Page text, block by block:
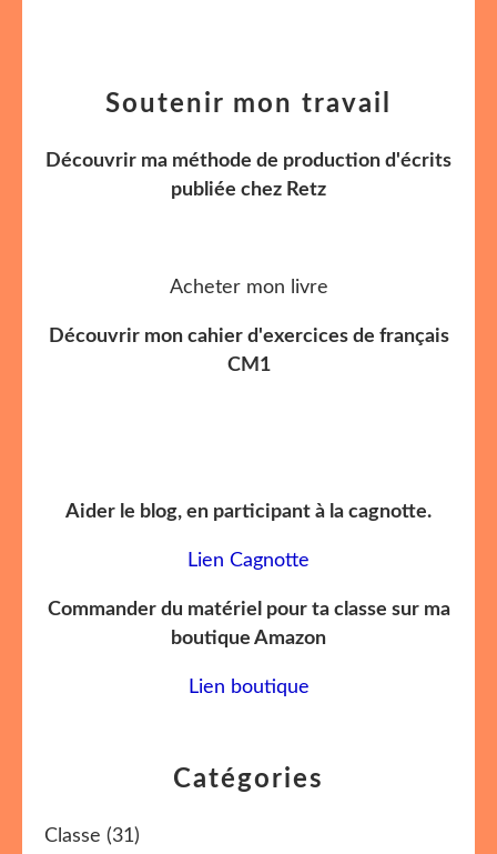
Catégories
Classe (31)
Soutenir mon travail
Découvrir ma méthode de production d'écrits
publiée chez Retz
Acheter mon livre
Découvrir mon cahier d'exercices de français
CM1
Aider le blog, en participant à la cagnotte.
Lien Cagnotte
Commander du matériel pour ta classe sur ma
boutique Amazon
Lien boutique